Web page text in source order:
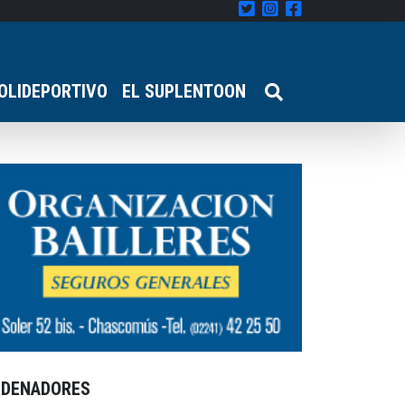
EL SUPLENTOON